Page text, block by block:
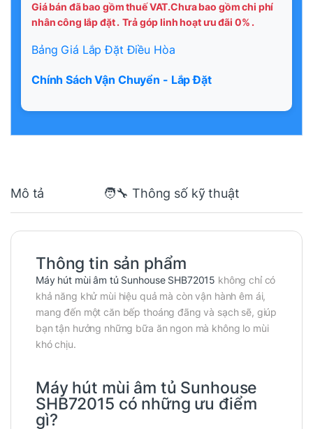
Giá bán đã bao gồm thuế VAT.Chưa bao gồm chi phí
nhân công lắp đặt . Trả góp linh hoạt ưu đãi 0% .
Bảng Giá Lắp Đặt Điều Hòa
Chính Sách Vận Chuyển - Lắp Đặt
Mô tả 🧑‍🔧 Thông số kỹ thuật
Thông tin sản phẩm
Máy hút mùi âm tủ Sunhouse SHB72015 không chỉ có
khả năng khử mùi hiệu quả mà còn vận hành êm ái,
mang đến một căn bếp thoáng đãng và sạch sẽ, giúp
bạn tận hưởng những bữa ăn ngon mà không lo mùi
khó chịu.
Máy hút mùi âm tủ Sunhouse
SHB72015 có những ưu điểm
gì?